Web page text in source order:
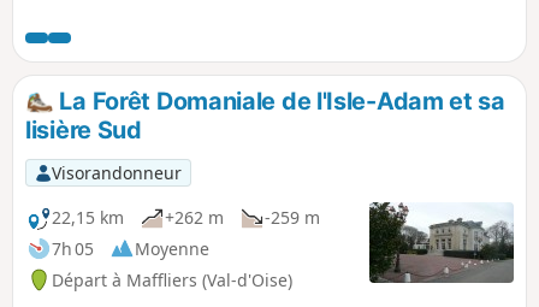
La Forêt Domaniale de l'Isle-Adam et sa
lisière Sud
Visorandonneur
22,15 km
+262 m
-259 m
7h 05
Moyenne
Départ à Maffliers (Val-d'Oise)